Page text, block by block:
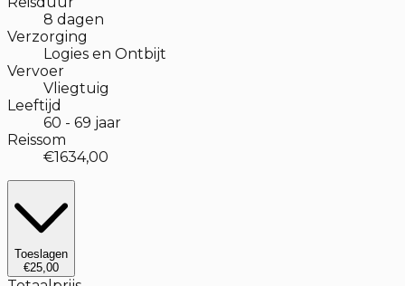
8 dagen
Verzorging
Logies en Ontbijt
Vervoer
Vliegtuig
Leeftijd
60 - 69 jaar
Reissom
€1634,00
Toeslagen
€25,00